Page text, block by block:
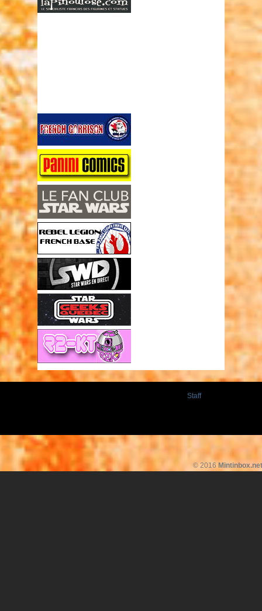
Staff
© 2016 Mintinbox.net